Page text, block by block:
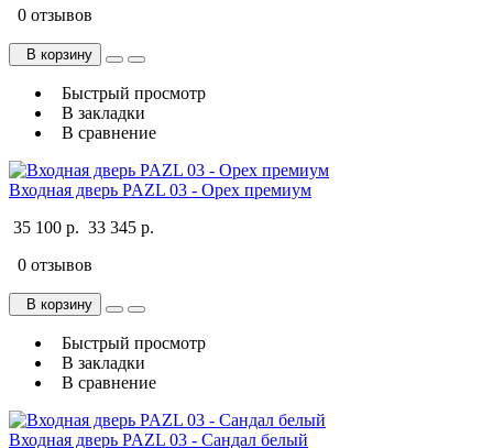
0 отзывов
В корзину
Быстрый просмотр
В закладки
В сравнение
Входная дверь PAZL 03 - Орех премиум
35 100 р. 33 345 р.
0 отзывов
В корзину
Быстрый просмотр
В закладки
В сравнение
Входная дверь PAZL 03 - Сандал белый